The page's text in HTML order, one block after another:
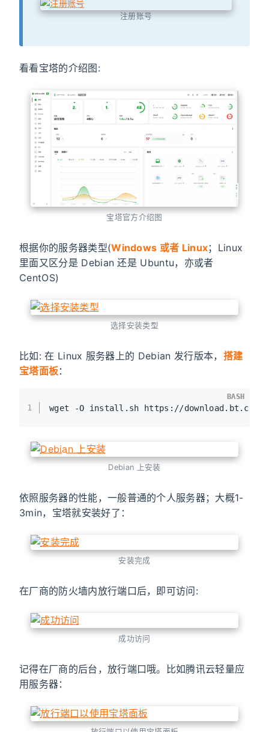
注册账号
看看宝塔的介绍图:
宝塔官方介绍图
根据你的服务器类型(Windows 或者 Linux；Linux
里面又区分是 Debian 还是 Ubuntu，亦或者
CentOS)
选择安装类型
比如: 在 Linux 服务器上的 Debian 发行版本， 搭建
宝塔面板：
1 wget -O install.sh https://download.bt.cn/
BASH
BASH
Debian 上安装
依照服务器的性能，一般普通的个人服务器；大概1-
3min，宝塔就安装好了：
安装完成
在厂商的防火墙内放行端口后，即可访问:
成功访问
记得在厂商的后台，放行端口哦。比如腾讯云轻量应
用服务器：